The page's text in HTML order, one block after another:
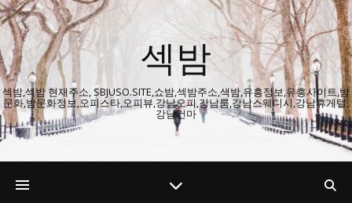
섹밤
섹밤,섹밤 현재주소, SBJUSO.SITE,쇼밤,섹밤주소,색밤,유흥정보,유흥사이트,밤
문화,밤문화정보,오피스타,오피뷰,강남오피,강남룸,강남스웨디시,강남휴게텔,
강남건마